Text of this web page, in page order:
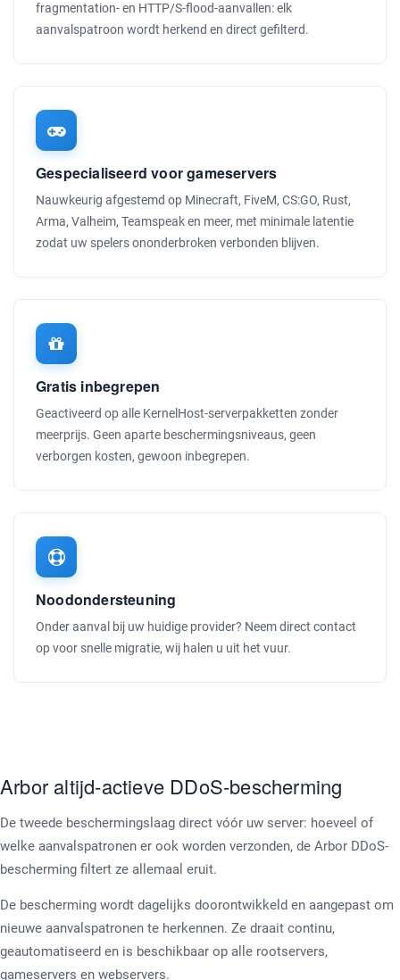
fragmentation- en HTTP/S-flood-aanvallen: elk
aanvalspatroon wordt herkend en direct gefilterd.
Gespecialiseerd voor gameservers
Nauwkeurig afgestemd op Minecraft, FiveM, CS:GO, Rust,
Arma, Valheim, Teamspeak en meer, met minimale latentie
zodat uw spelers ononderbroken verbonden blijven.
Gratis inbegrepen
Geactiveerd op alle KernelHost-serverpakketten zonder
meerprijs. Geen aparte beschermingsniveaus, geen
verborgen kosten, gewoon inbegrepen.
Noodondersteuning
Onder aanval bij uw huidige provider? Neem direct contact
op voor snelle migratie, wij halen u uit het vuur.
Arbor altijd-actieve DDoS-bescherming
De tweede beschermingslaag direct vóór uw server: hoeveel of
welke aanvalspatronen er ook worden verzonden, de Arbor DDoS-
bescherming filtert ze allemaal eruit.
De bescherming wordt dagelijks doorontwikkeld en aangepast om
nieuwe aanvalspatronen te herkennen. Ze draait continu,
geautomatiseerd en is beschikbaar op alle rootservers,
gameservers en webservers.